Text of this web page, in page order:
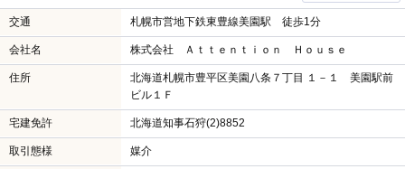
交通 札幌市営地下鉄東豊線美園駅 徒歩1分
会社名 株式会社 Ａｔｔｅｎｔｉｏｎ Ｈｏｕｓｅ
住所
北海道札幌市豊平区美園八条７丁目 １－１ 美園駅前
ビル１Ｆ
宅建免許 北海道知事石狩(2)8852
取引態様 媒介